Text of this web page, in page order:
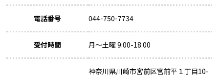
電話番号 044-750-7734
受付時間 月～土曜 9:00-18:00
神奈川県川崎市宮前区宮前平１丁目10-